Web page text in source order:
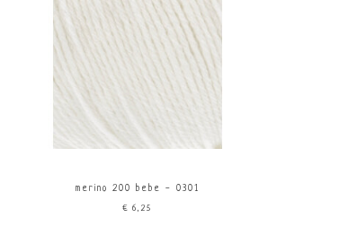
merino 200 bebe - 0301
€6,25